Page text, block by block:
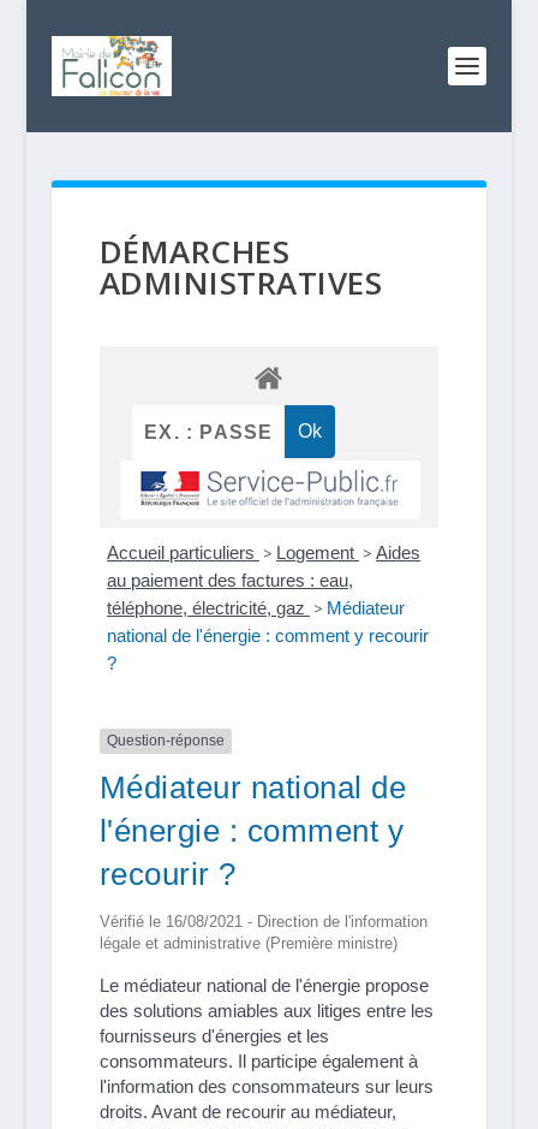
DÉMARCHES
ADMINISTRATIVES
Accueil particuliers > Logement > Aides
au paiement des factures : eau,
téléphone, électricité, gaz > Médiateur
national de l'énergie : comment y recourir
?
Question-réponse
Médiateur national de
l'énergie : comment y
recourir ?
Vérifié le 16/08/2021 - Direction de l'information
légale et administrative (Première ministre)
Le médiateur national de l'énergie propose
des solutions amiables aux litiges entre les
fournisseurs d'énergies et les
consommateurs. Il participe également à
l'information des consommateurs sur leurs
droits. Avant de recourir au médiateur,